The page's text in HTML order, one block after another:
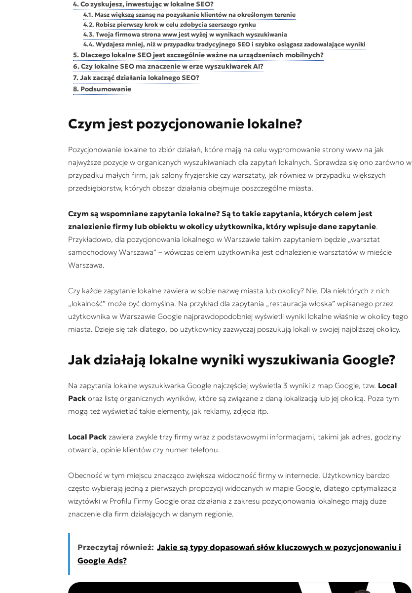
Co zyskujesz, inwestując w lokalne SEO?
Masz większą szansę na pozyskanie klientów na określonym terenie
Robisz pierwszy krok w celu zdobycia szerszego rynku
Twoja firmowa strona www jest wyżej w wynikach wyszukiwania
Wydajesz mniej, niż w przypadku tradycyjnego SEO i szybko osiągasz zadowalające wyniki
Dlaczego lokalne SEO jest szczególnie ważne na urządzeniach mobilnych?
Czy lokalne SEO ma znaczenie w erze wyszukiwarek AI?
Jak zacząć działania lokalnego SEO?
Podsumowanie
Czym jest pozycjonowanie lokalne?
Pozycjonowanie lokalne to zbiór działań, które mają na celu wypromowanie strony www na jak
najwyższe pozycje w organicznych wyszukiwaniach dla zapytań lokalnych. Sprawdza się ono zarówno w
przypadku małych firm, jak salony fryzjerskie czy warsztaty, jak również w przypadku większych
przedsiębiorstw, których obszar działania obejmuje poszczególne miasta.
Czym są wspomniane zapytania lokalne? Są to takie zapytania, których celem jest
znalezienie firmy lub obiektu w okolicy użytkownika, który wpisuje dane zapytanie.
Przykładowo, dla pozycjonowania lokalnego w Warszawie takim zapytaniem będzie „warsztat
samochodowy Warszawa” – wówczas celem użytkownika jest odnalezienie warsztatów w mieście
Warszawa.
Czy każde zapytanie lokalne zawiera w sobie nazwę miasta lub okolicy? Nie. Dla niektórych z nich
„lokalność” może być domyślna. Na przykład dla zapytania „restauracja włoska” wpisanego przez
użytkownika w Warszawie Google najprawdopodobniej wyświetli wyniki lokalne właśnie w okolicy tego
miasta. Dzieje się tak dlatego, bo użytkownicy zazwyczaj poszukują lokali w swojej najbliższej okolicy.
Jak działają lokalne wyniki wyszukiwania Google?
Na zapytania lokalne wyszukiwarka Google najczęściej wyświetla 3 wyniki z map Google, tzw. Local
Pack oraz listę organicznych wyników, które są związane z daną lokalizacją lub jej okolicą. Poza tym
mogą też wyświetlać takie elementy, jak reklamy, zdjęcia itp.
Local Pack zawiera zwykle trzy firmy wraz z podstawowymi informacjami, takimi jak adres, godziny
otwarcia, opinie klientów czy numer telefonu.
Obecność w tym miejscu znacząco zwiększa widoczność firmy w internecie. Użytkownicy bardzo
często wybierają jedną z pierwszych propozycji widocznych w mapie Google, dlatego optymalizacja
wizytówki w Profilu Firmy Google oraz działania z zakresu pozycjonowania lokalnego mają duże
znaczenie dla firm działających w danym regionie.
Przeczytaj również: Jakie są typy dopasowań słów kluczowych w pozycjonowaniu i
Google Ads?